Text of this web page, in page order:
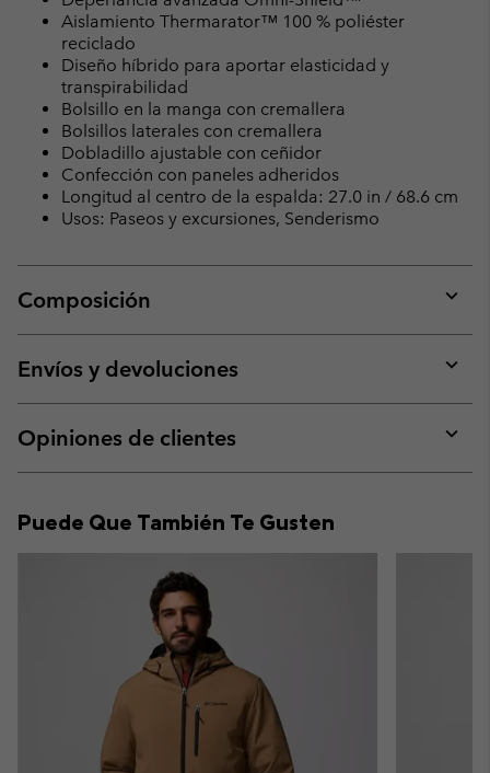
Aislamiento Thermarator™ 100 % poliéster
reciclado
Diseño híbrido para aportar elasticidad y
transpirabilidad
Bolsillo en la manga con cremallera
Bolsillos laterales con cremallera
Dobladillo ajustable con ceñidor
Confección con paneles adheridos
Longitud al centro de la espalda: 27.0 in / 68.6 cm
Usos: Paseos y excursiones, Senderismo
Composición
or
Envíos y devoluciones
or
Opiniones de clientes
or
Puede Que También Te Gusten